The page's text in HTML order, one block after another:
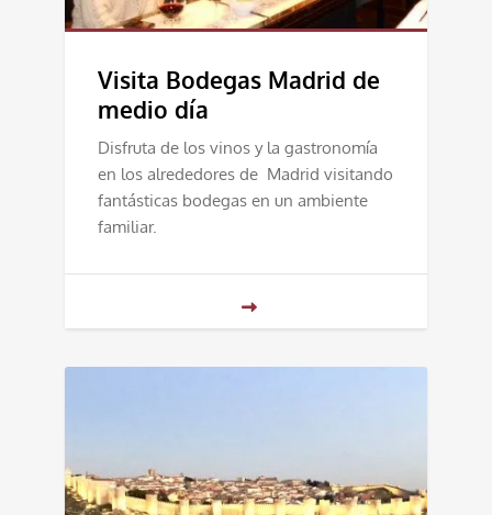
Visita Bodegas Madrid de
medio día
Disfruta de los vinos y la gastronomía
en los alrededores de Madrid visitando
fantásticas bodegas en un ambiente
familiar.